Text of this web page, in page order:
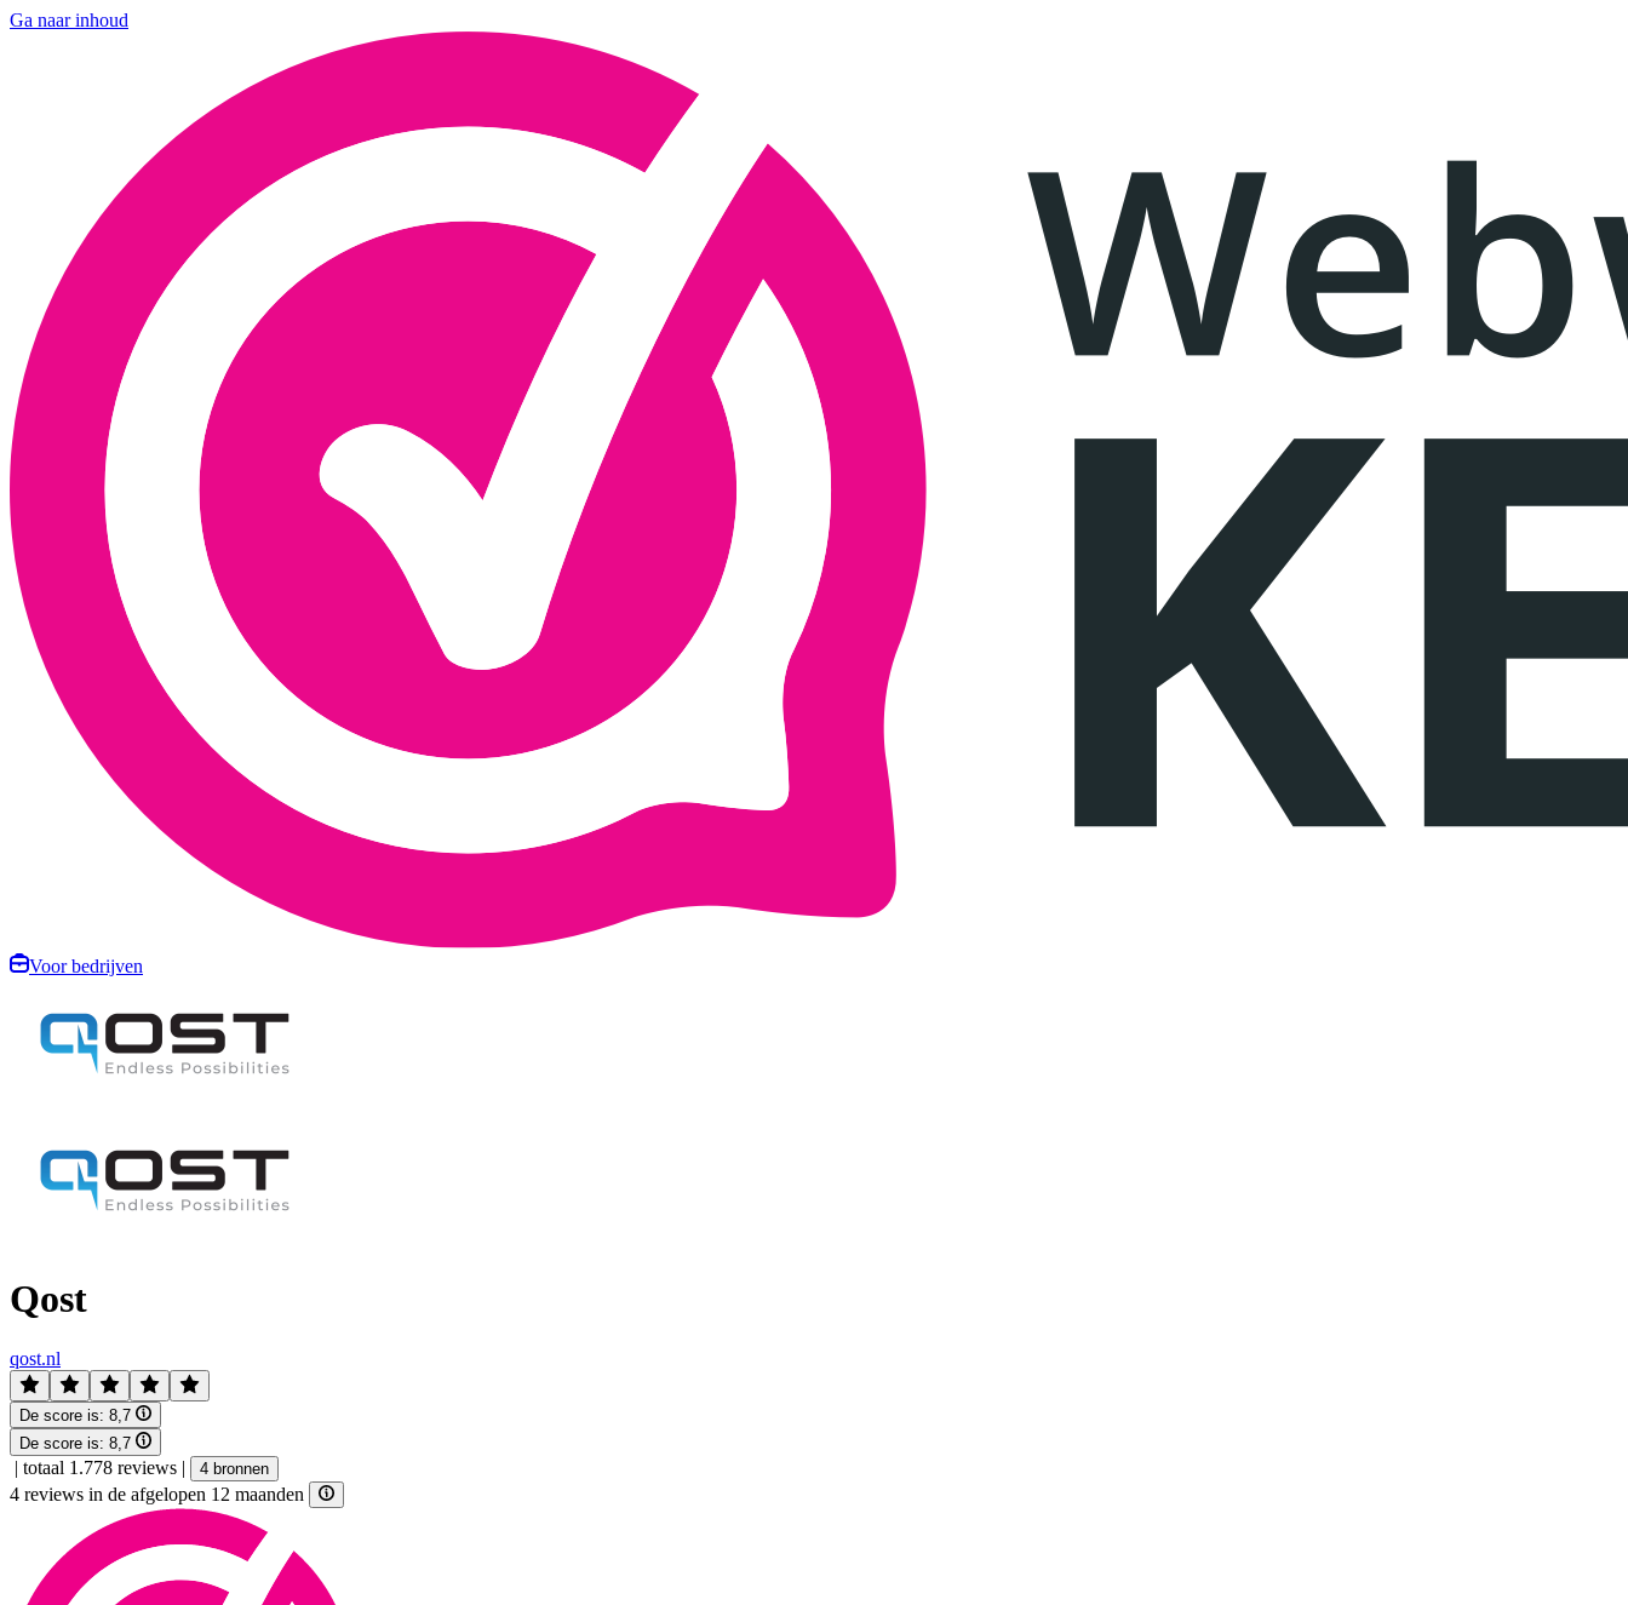
Ga naar inhoud
Voor bedrijven
Qost
qost.nl
De score is: 8,7
De score is: 8,7
| totaal 1.778 reviews | 4 bronnen
4 reviews in de afgelopen 12 maanden